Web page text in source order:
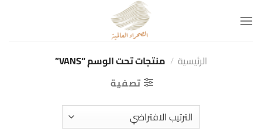
للمحتوى
الرئيسية / منتجات تحت الوسم “VANS”
تصفية